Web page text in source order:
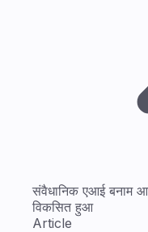
संवैधानिक एआई
विकसित हुआ
Article